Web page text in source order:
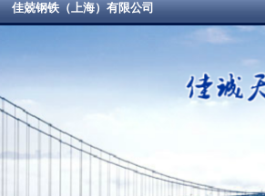
佳兢钢铁（上海）有限公司